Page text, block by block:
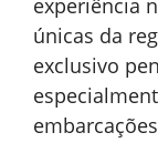
experiência
únicas da
exclusivo